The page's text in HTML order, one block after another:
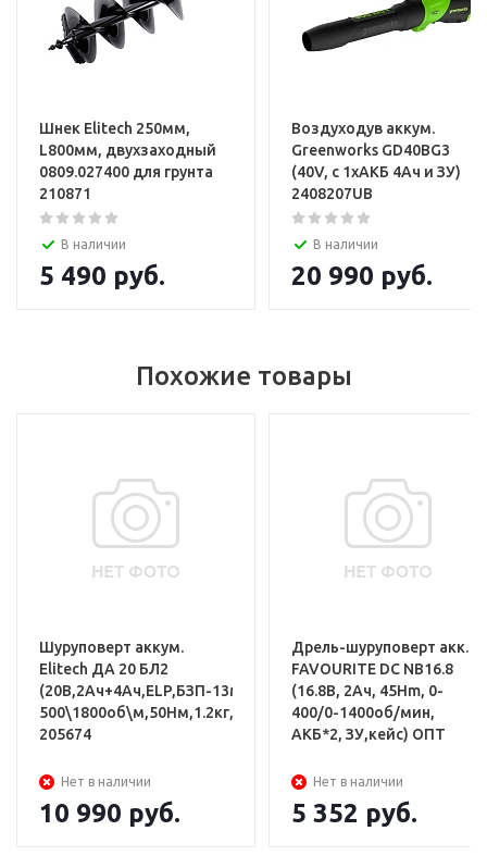
Шуруповерт
2 АКБ и ЗУ
Шнек Elitech 250мм,
L800мм, двухзаходный
0809.027400 для грунта
210871
В наличии
5 490 руб.
Воздуходув аккум.
Greenworks GD40BG3
(40V, с 1хАКБ 4Ач и ЗУ)
2408207UB
В наличии
20 990 руб.
Похожие товары
Шуруповерт аккум.
Elitech ДА 20 БЛ2
(20В,2Ач+4Ач,ELP,БЗП-13мм,0-
500\1800об\м,50Нм,1.2кг,чем)
205674
Нет в наличии
10 990 руб.
Дрель-шуруповерт акк.
FAVOURITE DC NB16.8
(16.8В, 2Ач, 45Hm, 0-
400/0-1400об/мин,
АКБ*2, ЗУ,кейс) ОПТ
Нет в наличии
5 352 руб.